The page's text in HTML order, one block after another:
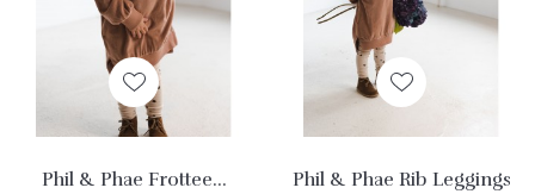
Phil & Phae Frottee... Phil & Phae Rib Leggings